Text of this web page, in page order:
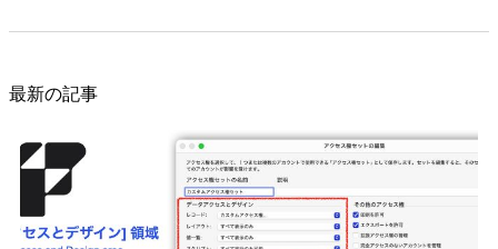
最新の記事